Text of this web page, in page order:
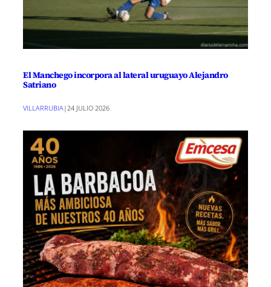
El Manchego incorpora al lateral uruguayo Alejandro
Satriano
VILLARRUBIA|24 JULIO 2026